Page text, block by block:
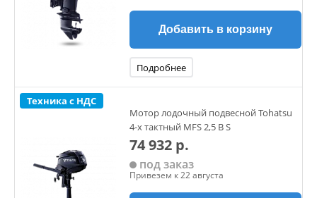
Добавить в корзину
Подробнее
Техника с НДС
Мотор лодочный подвесной Tohatsu
4-х тактный MFS 2,5 B S
74 932 р.
под заказ
Привезем к 22 августа